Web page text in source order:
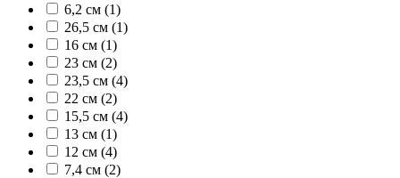
6,2 см (1)
26,5 см (1)
16 см (1)
23 см (2)
23,5 см (4)
22 см (2)
15,5 см (4)
13 см (1)
12 см (4)
7,4 см (2)